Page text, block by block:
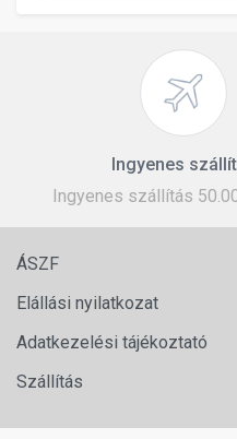
Ingyenes
Ingyenes szállítás
ÁSZF
Elállási nyilatkozat
Adatkezelési tájékoztató
Szállítás